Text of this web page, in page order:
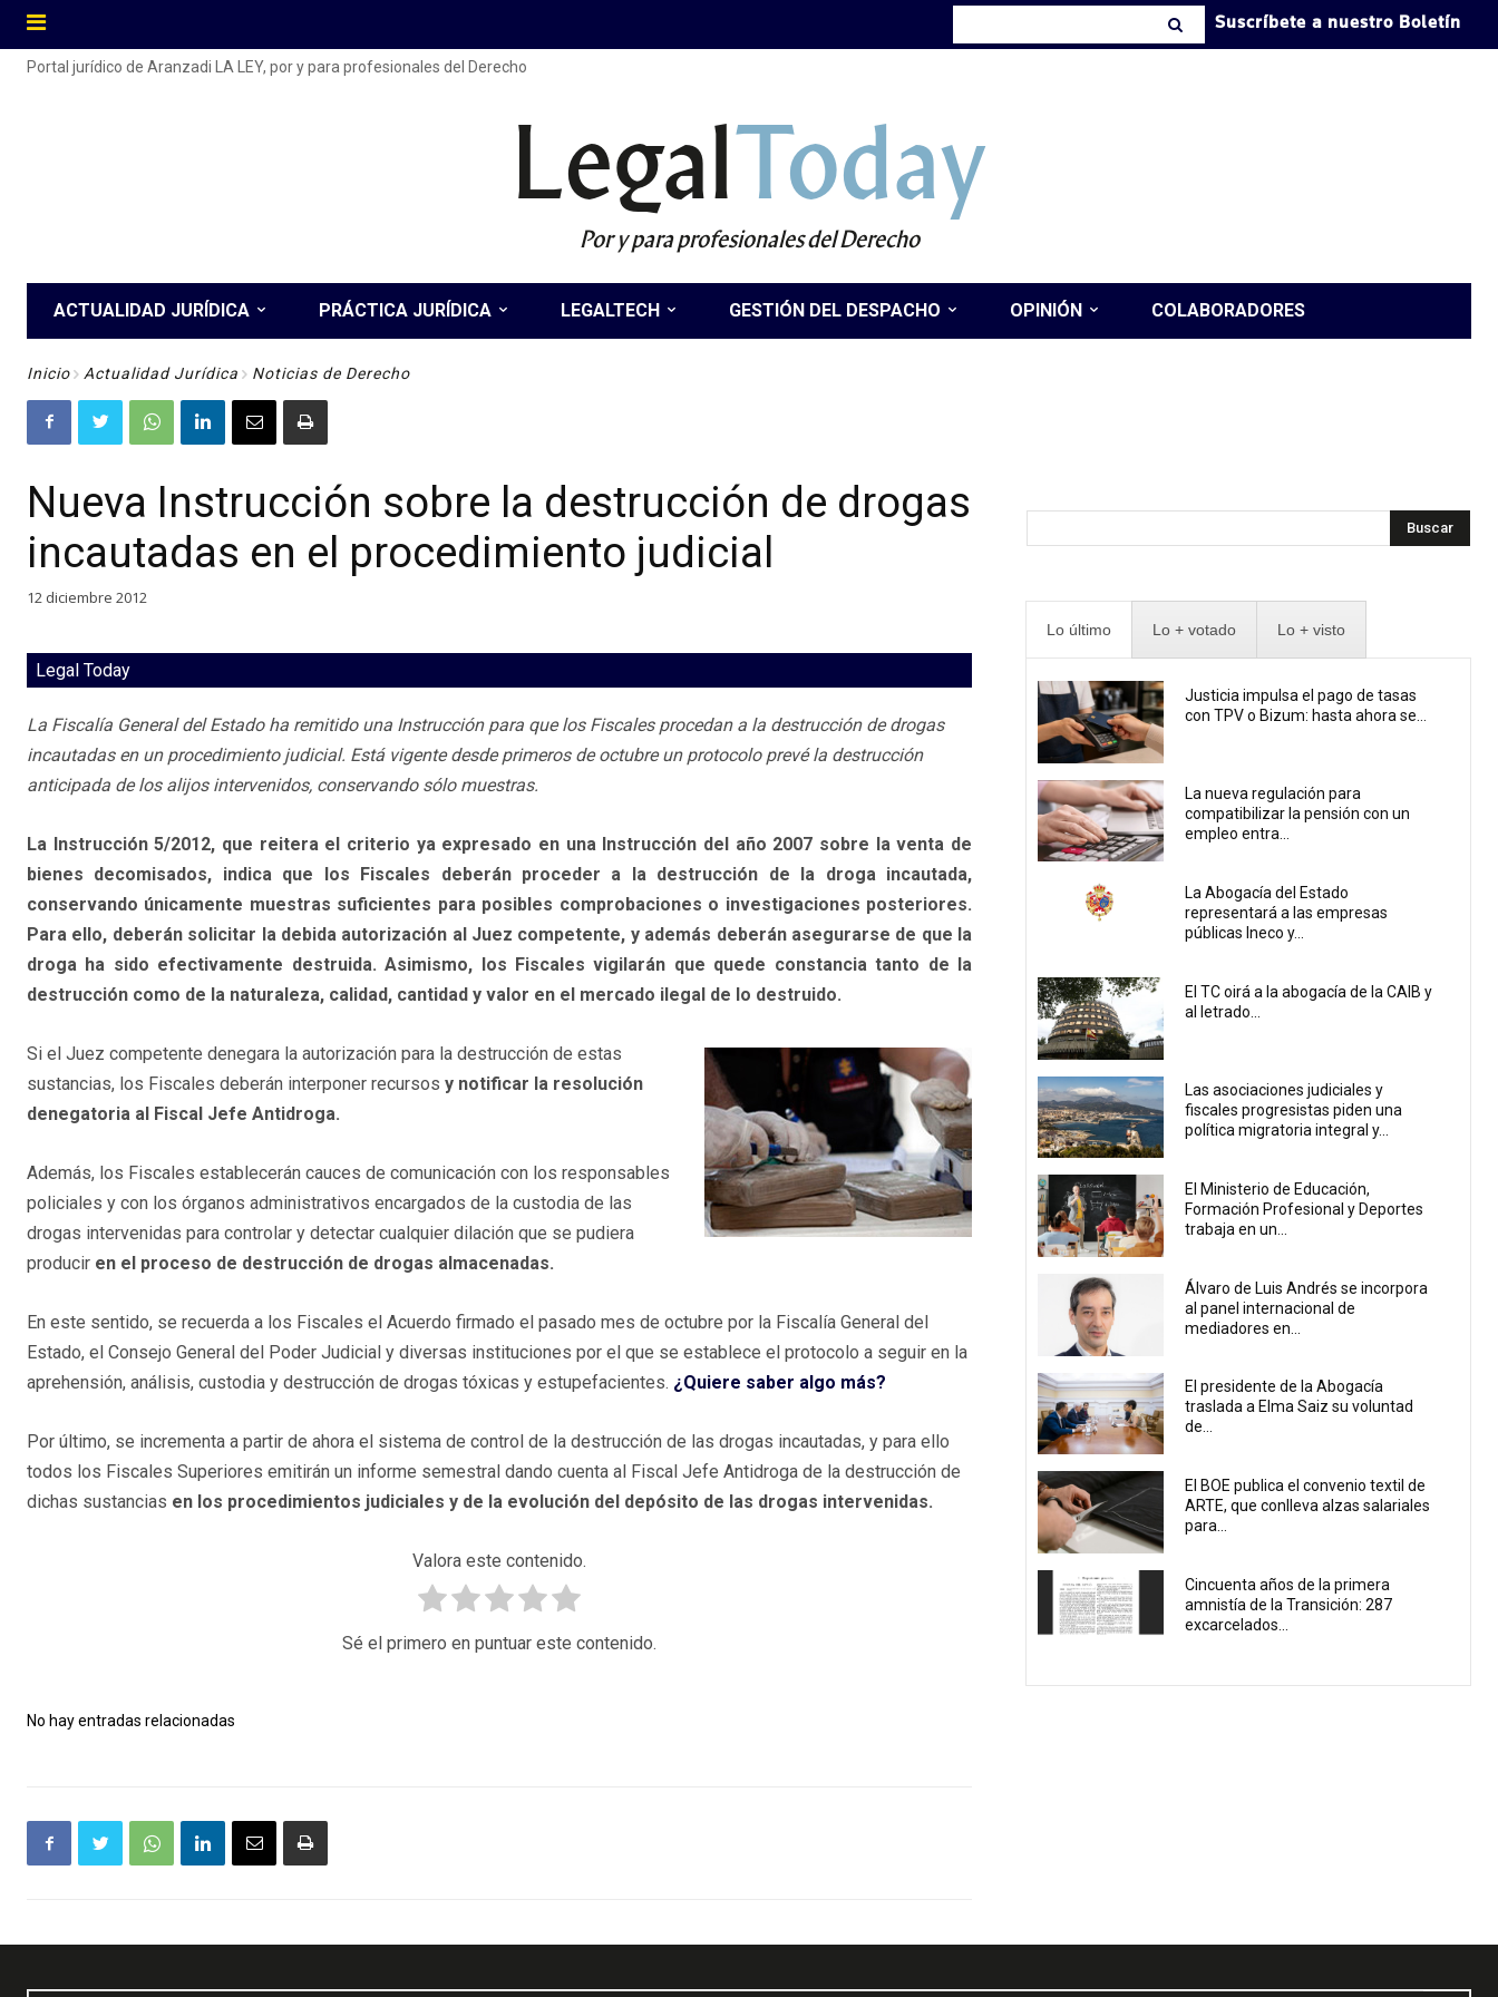
Suscríbete a nuestro Boletín
Portal jurídico de Aranzadi LA LEY, por y para profesionales del Derecho
LegalToday
Por y para profesionales del Derecho
ACTUALIDAD JURÍDICA PRÁCTICA JURÍDICA LEGALTECH GESTIÓN DEL DESPACHO OPINIÓN COLABORADORES
Inicio Actualidad Jurídica Noticias de Derecho
Nueva Instrucción sobre la destrucción de drogas
incautadas en el procedimiento judicial
12 diciembre 2012
Legal Today
La Fiscalía General del Estado ha remitido una Instrucción para que los Fiscales procedan a la destrucción de drogas
incautadas en un procedimiento judicial. Está vigente desde primeros de octubre un protocolo prevé la destrucción
anticipada de los alijos intervenidos, conservando sólo muestras.
La Instrucción 5/2012, que reitera el criterio ya expresado en una Instrucción del año 2007 sobre la venta de
bienes decomisados, indica que los Fiscales deberán proceder a la destrucción de la droga incautada,
conservando únicamente muestras suficientes para posibles comprobaciones o investigaciones posteriores.
Para ello, deberán solicitar la debida autorización al Juez competente, y además deberán asegurarse de que la
droga ha sido efectivamente destruida. Asimismo, los Fiscales vigilarán que quede constancia tanto de la
destrucción como de la naturaleza, calidad, cantidad y valor en el mercado ilegal de lo destruido.
Si el Juez competente denegara la autorización para la destrucción de estas
sustancias, los Fiscales deberán interponer recursos y notificar la resolución
denegatoria al Fiscal Jefe Antidroga.
Además, los Fiscales establecerán cauces de comunicación con los responsables
policiales y con los órganos administrativos encargados de la custodia de las
drogas intervenidas para controlar y detectar cualquier dilación que se pudiera
producir en el proceso de destrucción de drogas almacenadas.
En este sentido, se recuerda a los Fiscales el Acuerdo firmado el pasado mes de octubre por la Fiscalía General del
Estado, el Consejo General del Poder Judicial y diversas instituciones por el que se establece el protocolo a seguir en la
aprehensión, análisis, custodia y destrucción de drogas tóxicas y estupefacientes. ¿Quiere saber algo más?
Por último, se incrementa a partir de ahora el sistema de control de la destrucción de las drogas incautadas, y para ello
todos los Fiscales Superiores emitirán un informe semestral dando cuenta al Fiscal Jefe Antidroga de la destrucción de
dichas sustancias en los procedimientos judiciales y de la evolución del depósito de las drogas intervenidas.
Valora este contenido.
Sé el primero en puntuar este contenido.
No hay entradas relacionadas
Buscar
Lo último Lo + votado Lo + visto
Justicia impulsa el pago de tasas
con TPV o Bizum: hasta ahora se...
La nueva regulación para
compatibilizar la pensión con un
empleo entra...
La Abogacía del Estado
representará a las empresas
públicas Ineco y...
El TC oirá a la abogacía de la CAIB y
al letrado...
Las asociaciones judiciales y
fiscales progresistas piden una
política migratoria integral y...
El Ministerio de Educación,
Formación Profesional y Deportes
trabaja en un...
Álvaro de Luis Andrés se incorpora
al panel internacional de
mediadores en...
El presidente de la Abogacía
traslada a Elma Saiz su voluntad
de...
El BOE publica el convenio textil de
ARTE, que conlleva alzas salariales
para...
Cincuenta años de la primera
amnistía de la Transición: 287
excarcelados...